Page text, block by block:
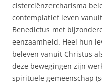
cisterciënzercharisma
contemplatief leven
Benedictus met
eenzaamheid. Heel hun
beleven vanuit Christus
deze bewegingen zijn
spirituele gemeenschap